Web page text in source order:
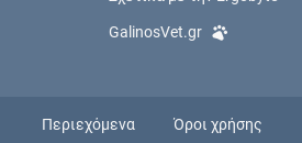
GalinosVet.gr
Περιεχόμενα Όροι χρήσης